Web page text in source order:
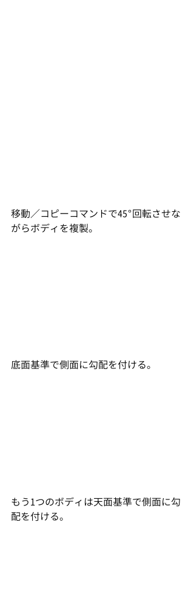
移動／コピーコマンドで45°回転させな
がらボディを複製。
底面基準で側面に勾配を付ける。
もう1つのボディは天面基準で側面に勾
配を付ける。